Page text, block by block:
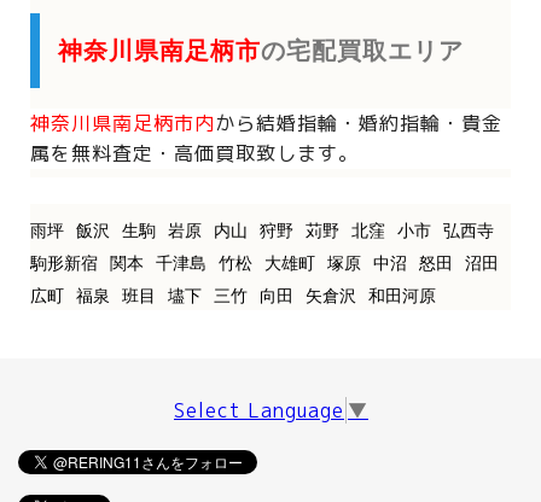
神奈川県南足柄市の宅配買取エリア
神奈川県南足柄市内から結婚指輪・婚約指輪・貴金
属を無料査定・高価買取致します。
雨坪 飯沢 生駒 岩原 内山 狩野 苅野 北窪 小市
弘西寺
駒形新宿
関本 千津島 竹松 大雄町 塚原 中沼 怒田
沼田
広町
福泉 班目 壗下 三竹 向田 矢倉沢 和田河原
Select Language ▼